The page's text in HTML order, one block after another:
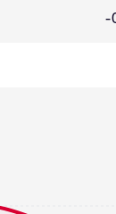
-